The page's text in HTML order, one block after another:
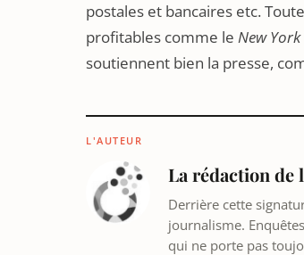
postales et bancaires etc.
profitables comme le New York
soutiennent bien la presse,
L'AUTEUR
La rédaction de
Derrière cette
journalisme.
qui ne porte pas